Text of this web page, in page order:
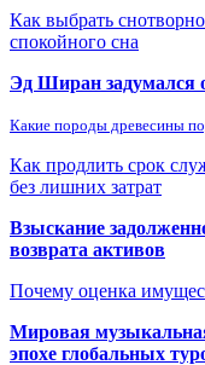
Как выбрать
спокойного сна
Эд Ширан задумался
Какие породы древесины
Как продлить срок
без лишних затрат
Взыскание
возврата активов
Почему оценка
Мировая
эпохе глобальных